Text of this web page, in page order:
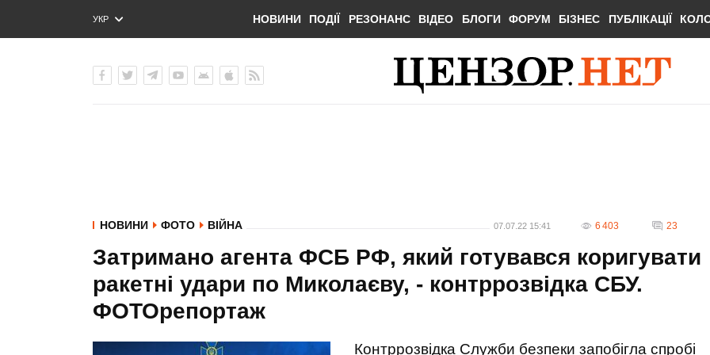
УКР
ENG
НОВИНИ ПОДІЇ РЕЗОНАНС ВІДЕО БЛОГИ ФОРУМ БІЗНЕС ПУБЛІКАЦІЇ
НОВИНИ ФОТО ВІЙНА 07.07.22 15:41 6 403 23
Затримано агента ФСБ РФ, який готувався коригувати
ракетні удари по Миколаєву, - контррозвідка СБУ.
ФОТОрепортаж
Контррозвідка Служби безпеки запобігла спробі